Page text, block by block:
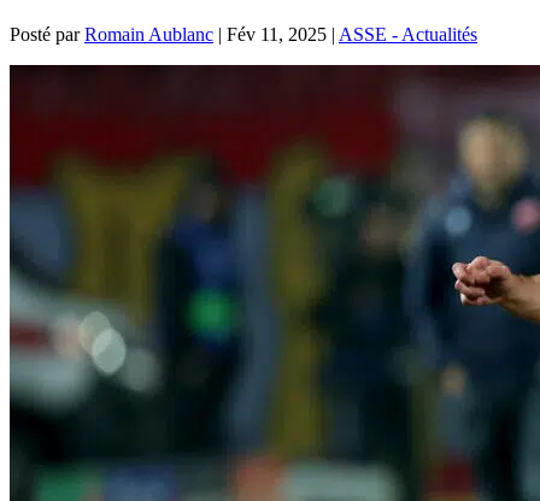
Posté parRomain Aublanc | Fév 11, 2025 | ASSE - Actualités